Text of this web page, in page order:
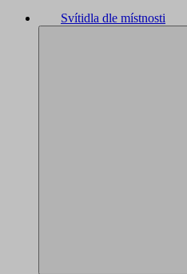
Svítidla dle místnosti